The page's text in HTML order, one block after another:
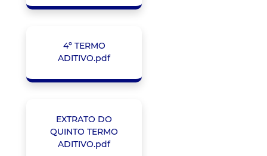
4º TERMO
ADITIVO.pdf
EXTRATO DO
QUINTO TERMO
ADITIVO.pdf